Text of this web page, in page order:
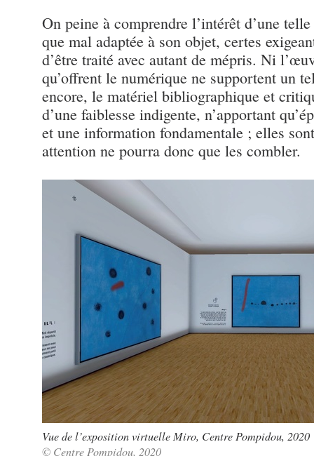
On peine à comprendre l’intérêt d’une
que mal adaptée à son objet, certes
d’être traité avec autant de mépris. Ni
qu’offrent le numérique ne supportent un
encore, le matériel bibliographique et
d’une faiblesse indigente, n’apportant
et une information fondamentale ; elles
attention ne pourra donc que les combler.
Vue de l’exposition virtuelle Miro, Centre Pompidou, 2020
© Centre Pompidou, 2020